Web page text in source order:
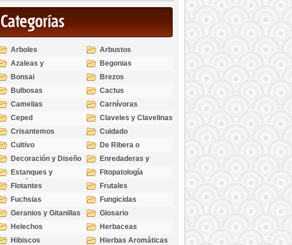
Categorías
Arboles
Arbustos
Azaleas y
Rododendros
Begonias
Bonsai
Brezos
Bulbosas
Cactus
Camelias
Carnívoras
Ceped
Claveles y Clavelinas
Crisantemos
Cuidado
Cultivo
De Ribera o
Palustres
Decoración y Diseño
Enredaderas y
cubresuelos
Estanques y
Acuáticas
Fitopatología
Flotantes
Frutales
Fuchsias
Fungicidas
Geranios y Gitanillas
Glosario
Helechos
Herbaceas
Hibiscos
Hierbas Aromáticas